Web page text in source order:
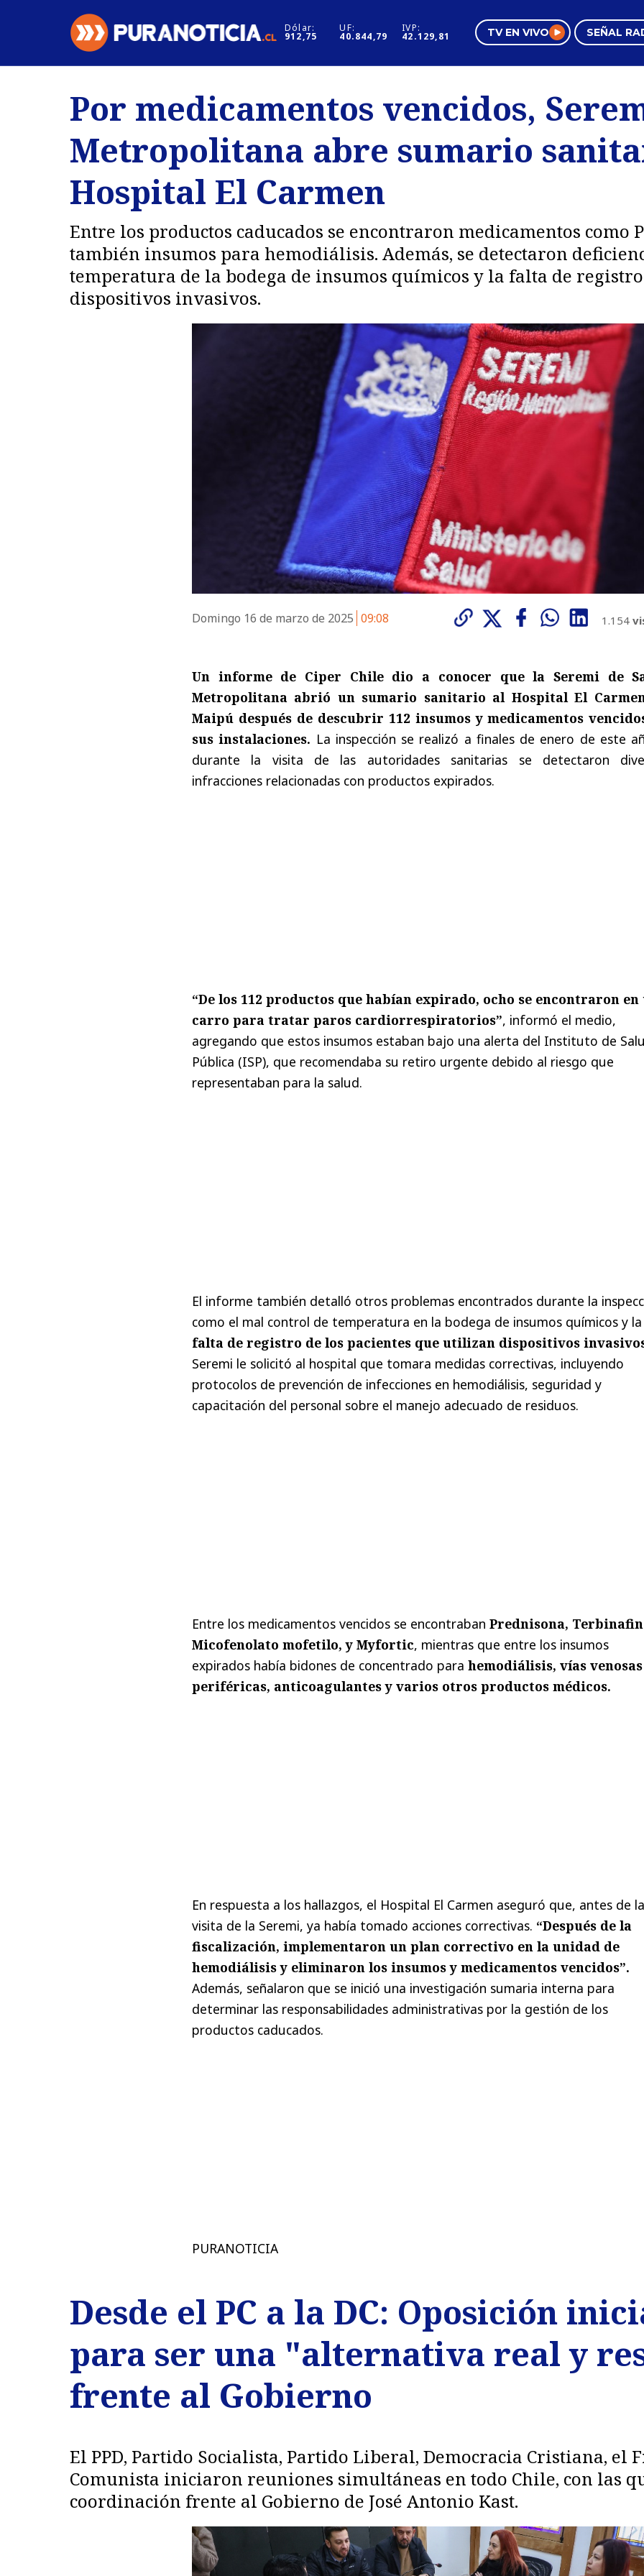
Dólar:
912,75
UF:
40.844,79
IVP:
42.129,81 TV EN VIVO SEÑAL
Regiones
Deportes
Internacional
Motores
Negocios
Pura Mujer
Por medicamentos vencidos,
Metropolitana abre sumario
Hospital El Carmen
Entre los productos caducados se encontraron medicamentos como
también insumos para hemodiálisis. Además, se detectaron
temperatura de la bodega de insumos químicos y la falta de
dispositivos invasivos.
Domingo 16 de marzo de 2025 09:08 1.154
Un informe de Ciper Chile dio a conocer que la Seremi de
Metropolitana abrió un sumario sanitario al Hospital El
Maipú después de descubrir 112 insumos y medicamentos
sus instalaciones. La inspección se realizó a finales de enero de este
durante la visita de las autoridades sanitarias se detectaron
infracciones relacionadas con productos expirados.
“De los 112 productos que habían expirado, ocho se encontraron en
carro para tratar paros cardiorrespiratorios”, informó el medio,
agregando que estos insumos estaban bajo una alerta del Instituto de
Pública (ISP), que recomendaba su retiro urgente debido al riesgo que
representaban para la salud.
El informe también detalló otros problemas encontrados durante la
como el mal control de temperatura en la bodega de insumos químicos y la
falta de registro de los pacientes que utilizan dispositivos
Seremi le solicitó al hospital que tomara medidas correctivas, incluyendo
protocolos de prevención de infecciones en hemodiálisis, seguridad y
capacitación del personal sobre el manejo adecuado de residuos.
Entre los medicamentos vencidos se encontraban Prednisona,
Micofenolato mofetilo, y Myfortic, mientras que entre los insumos
expirados había bidones de concentrado para hemodiálisis, vías venosas
periféricas, anticoagulantes y varios otros productos médicos.
En respuesta a los hallazgos, el Hospital El Carmen aseguró que, antes de la
visita de la Seremi, ya había tomado acciones correctivas. “Después de la
fiscalización, implementaron un plan correctivo en la unidad de
hemodiálisis y eliminaron los insumos y medicamentos vencidos”.
Además, señalaron que se inició una investigación sumaria interna para
determinar las responsabilidades administrativas por la gestión de los
productos caducados.
PURANOTICIA
Desde el PC a la DC: Oposición
para ser una "alternativa real y
frente al Gobierno
El PPD, Partido Socialista, Partido Liberal, Democracia Cristiana, el
Comunista iniciaron reuniones simultáneas en todo Chile, con las
coordinación frente al Gobierno de José Antonio Kast.